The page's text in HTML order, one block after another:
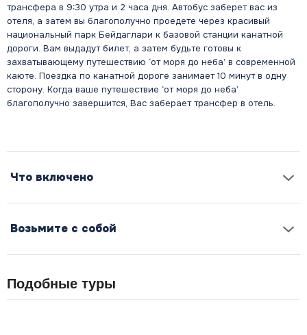
трансфера в 9:30 утра и 2 часа дня. Автобус заберет вас из
отеля, а затем вы благополучно проедете через красивый
национальный парк Бейдаглари к базовой станции канатной
дороги. Вам выдадут билет, а затем будьте готовы к
захватывающему путешествию ‘от моря до неба’ в современной
каюте. Поездка по канатной дороге занимает 10 минут в одну
сторону. Когда ваше путешествие ‘от моря до неба’
благополучно завершится, Вас заберает трансфер в отель.
Что включено
Возьмите с собой
Подобные туры